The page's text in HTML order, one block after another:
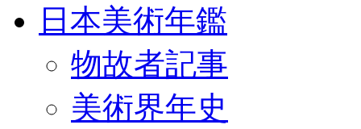
日本美術年鑑
物故者記事
美術界年史